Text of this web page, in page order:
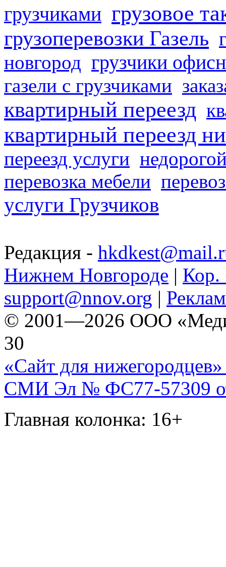
грузчиками грузовое
грузоперевозки Газель
новгород грузчики
газели с грузчиками
квартирный переезд
квартирный переезд
переезд услуги
перевозка мебели
услуги Грузчиков
Редакция -
Нижнем Новгороде | Кор.
support@nnov.org |
© 2001—2026 ООО
30
«Сайт для нижегородцев»
СМИ Эл № ФС77-57309
Главная колонка: 16+